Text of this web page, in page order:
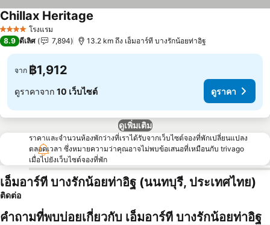
4 ดาว โรงแรม
Chillax Heritage
8.9 ดีเลิศ 7,894 13.2 km ถึง เอ็มอาร์ที บางรักน้อยท่าอิฐ
จาก ฿1,912
ดูราคาจาก 10 เว็บไซต์ ดูราคา
ดูเพิ่มเติม
ราคาและจำนวนห้องพักว่างที่เราได้รับจากเว็บไซต์จองที่พักเปลี่ยนแปลง
ตลอดเวลา ซึ่งหมายความว่าคุณอาจไม่พบข้อเสนอที่เหมือนกับ trivago
เมื่อไปยังเว็บไซต์จองที่พัก
เอ็มอาร์ที บางรักน้อยท่าอิฐ (นนทบุรี, ประเทศไทย)
ติดต่อ
คำถามที่พบบ่อยเกี่ยวกับ เอ็มอาร์ที บางรักน้อยท่าอิฐ